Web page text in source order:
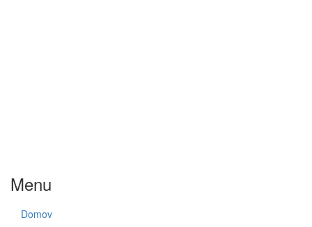
Menu
Domov